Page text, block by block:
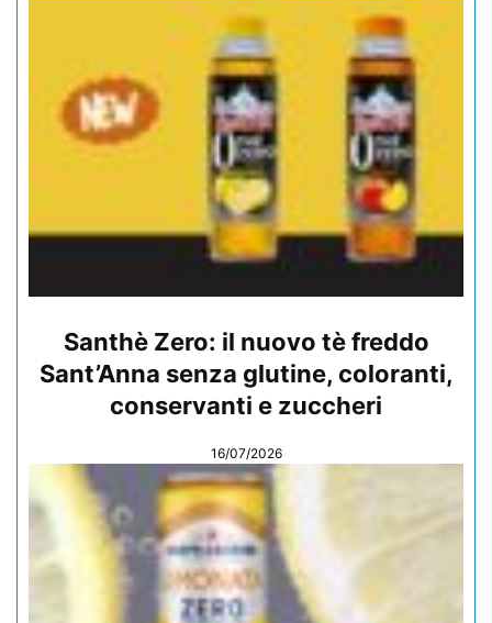
Santhè Zero: il nuovo tè freddo
Sant’Anna senza glutine, coloranti,
conservanti e zuccheri
16/07/2026